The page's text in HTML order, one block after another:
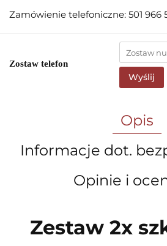
Zamówienie telefoniczne: 501 966
Zostaw telefon
Wyślij
Opis
Informacje dot.
Opinie i
Zestaw 2x